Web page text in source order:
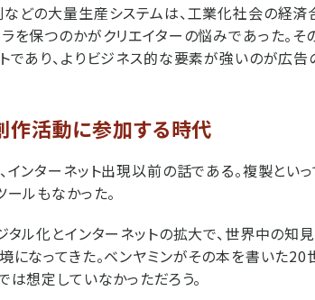
どの大量生産システムは、工業化社会の経済
を保つのかがクリエイターの悩みであった。
であり、よりビジネス的な要素が強いのが広告
作活動に参加する時代
インターネット出現以前の話である。複製と
ールもなかった。
タル化とインターネットの拡大で、世界中の知
になってきた。ベンヤミンがその本を書いた
は想定していなかっただろう。